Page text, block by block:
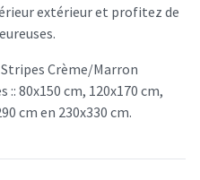
extérieur et profitez de
Crème/Marron
80x150 cm, 120x170 cm,
cm en 230x330 cm.